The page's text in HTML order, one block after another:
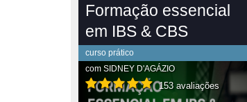
Formação essencial
em IBS & CBS
curso prático
com SIDNEY D'AGÁZIO
153 avaliações